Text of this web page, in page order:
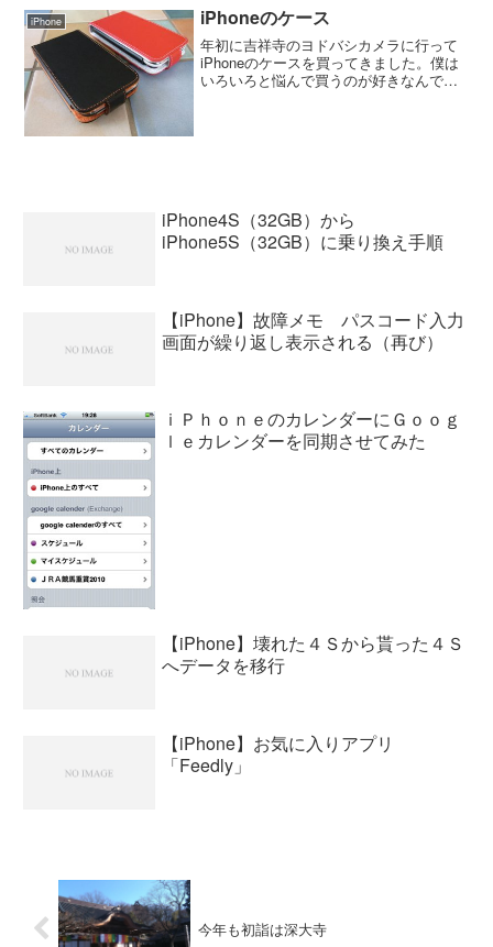
消しにしてくれる。条件としては今使っ
ているi...
iPhone iPhoneのケース
年初に吉祥寺のヨドバシカメラに行って
iPhoneのケースを買ってきました。僕は
いろいろと悩んで買うのが好きなんです
iPhone4S（32GB）から
iPhone5S（32GB）に乗り換え手順
【iPhone】故障メモ パスコード入力
画面が繰り返し表示される（再び）
ｉＰｈｏｎｅのカレンダーにＧｏｏｇ
ｌｅカレンダーを同期させてみた
【iPhone】壊れた４Ｓから貰った４Ｓ
へデータを移行
【iPhone】お気に入りアプリ
「Feedly」
今年も初詣は深大寺